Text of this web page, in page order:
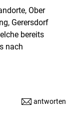
Ober
Gerersdorf
bereits
nach
antworten